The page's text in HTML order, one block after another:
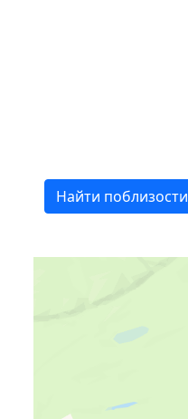
Найти поблизости